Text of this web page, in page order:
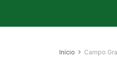
Início Campo